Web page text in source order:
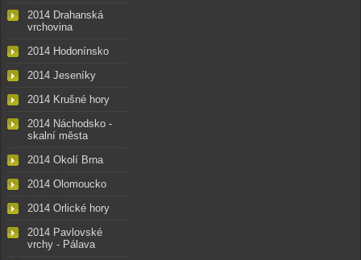
2014 Drahanská
vrchovina
2014 Hodonínsko
2014 Jeseníky
2014 Krušné hory
2014 Náchodsko -
skalní města
2014 Okolí Brna
2014 Olomoucko
2014 Orlické hory
2014 Pavlovské
vrchy - Pálava